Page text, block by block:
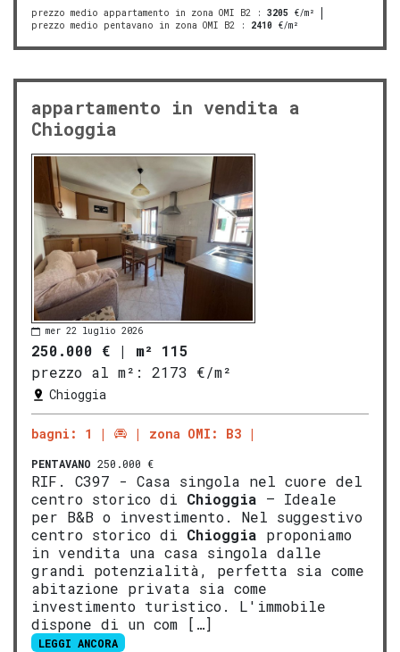
prezzo medio appartamento in zona OMI B2 : 3205 €/m²
prezzo medio pentavano in zona OMI B2 : 2410 €/m²
appartamento in vendita a
Chioggia
mer 22 luglio 2026
250.000 € | m² 115
prezzo al m²:
2173 €/m²
Chioggia
bagni: 1 zona OMI: B3
PENTAVANO 250.000 €
RIF. C397 - Casa singola nel cuore del
centro storico di Chioggia – Ideale
per B&B o investimento. Nel suggestivo
centro storico di Chioggia proponiamo
in vendita una casa singola dalle
grandi potenzialità, perfetta sia come
abitazione privata sia come
investimento turistico. L'immobile
dispone di un com […]
LEGGI ANCORA